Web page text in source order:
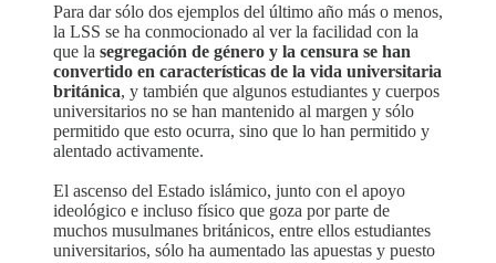
Para dar sólo dos ejemplos del último año más o menos,
la LSS se ha conmocionado al ver la facilidad con la
que la segregación de género y la censura se han
convertido en características de la vida universitaria
británica, y también que algunos estudiantes y cuerpos
universitarios no se han mantenido al margen y sólo
permitido que esto ocurra, sino que lo han permitido y
alentado activamente.
El ascenso del Estado islámico, junto con el apoyo
ideológico e incluso físico que goza por parte de
muchos musulmanes británicos, entre ellos estudiantes
universitarios, sólo ha aumentado las apuestas y puesto